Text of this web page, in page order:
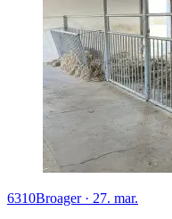
6310Broager· 27. mar.